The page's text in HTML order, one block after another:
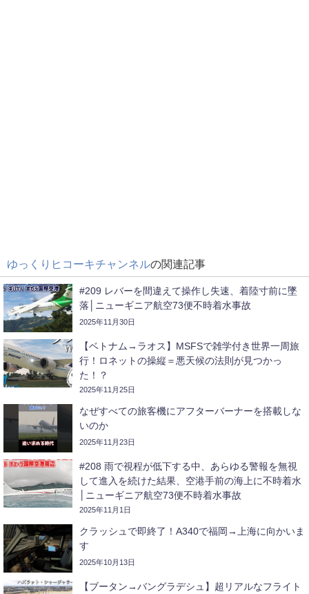
ゆっくりヒコーキチャンネルの関連記事
#209 レバーを間違えて操作し失速、着陸寸前に墜
落│ニューギニア航空73便不時着水事故
2025年11月30日
【ベトナム→ラオス】MSFSで雑学付き世界一周旅
行！ロネットの操縦＝悪天候の法則が見つかっ
た！？
2025年11月25日
なぜすべての旅客機にアフターバーナーを搭載しな
いのか
2025年11月23日
#208 雨で視程が低下する中、あらゆる警報を無視
して進入を続けた結果、空港手前の海上に不時着水
│ニューギニア航空73便不時着水事故
2025年11月1日
クラッシュで即終了！A340で福岡→上海に向かいま
す
2025年10月13日
【ブータン→バングラデシュ】超リアルなフライト